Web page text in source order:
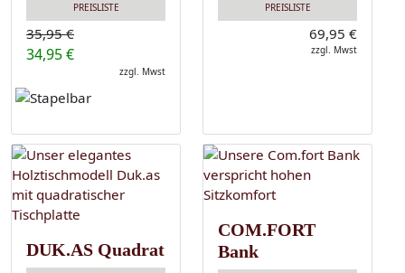
PREISLISTE
35,95 €
34,95 €
zzgl. Mwst
PREISLISTE
69,95 €
zzgl. Mwst
DUK.AS Quadrat
COM.FORT
Bank